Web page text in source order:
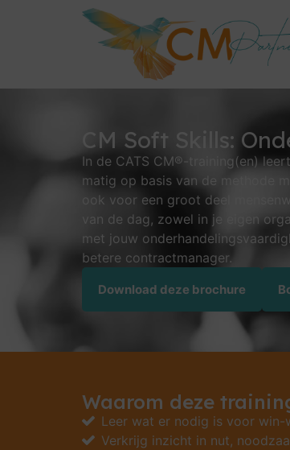
CM Soft Skills:
In de CATS CM®-trai­ning(en)
ma­tig op basis van de methode
ook voor een groot deel
van de dag, zowel in je eigen
met jouw
betere con­tract­mana­ger.
Download deze brochure
Waarom deze
Leer wat er nodig is voor win-
Verkrijg inzicht in nut,